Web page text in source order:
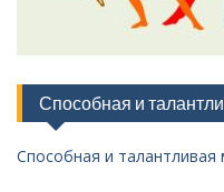
Способная и
Способная и